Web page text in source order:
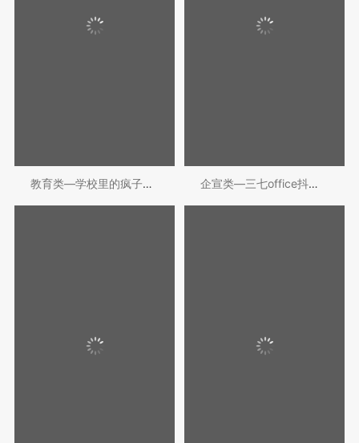
教育类—学校里的疯子抖音账号代运营 企宣类—三七office抖音账号代运营